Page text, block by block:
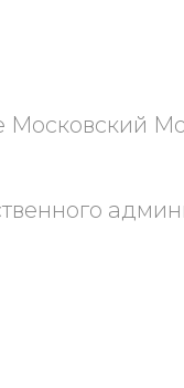
Московский